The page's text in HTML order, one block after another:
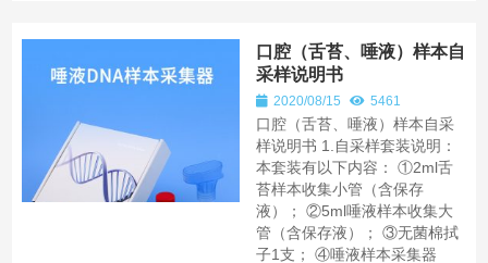
口腔（舌苔、唾液）样本自
采样说明书
2020/08/15 5461
口腔（舌苔、唾液）样本自采
样说明书 1.自采样套装说明：
本套装有以下内容： ①2ml舌
苔样本收集小管（含保存
液）； ②5ml唾液样本收集大
管（含保存液）； ③无菌棉拭
子1支； ④唾液样本采集器